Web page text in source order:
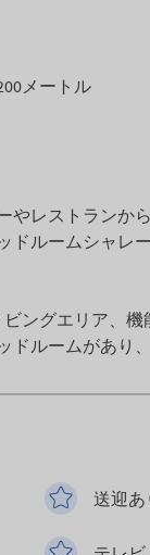
メートル
やレストランか
ドルームシャレ
ングエリア、
ルームがあり
送迎あ